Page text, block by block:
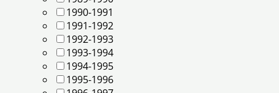
1990-1991
1991-1992
1992-1993
1993-1994
1994-1995
1995-1996